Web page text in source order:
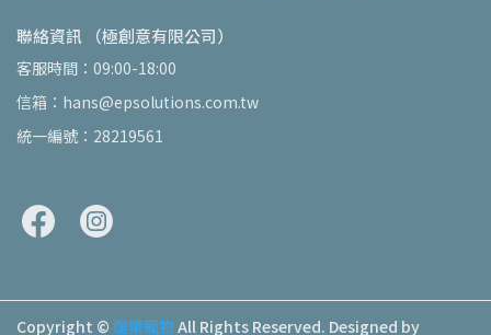
聯絡資訊 （極創意有限公司）
客服時間：09:00-18:00
信箱：hans@epsolutions.com.tw
統一編號：28219561
Copyright © 遛樂寵物All Rights Reserved. Designed by